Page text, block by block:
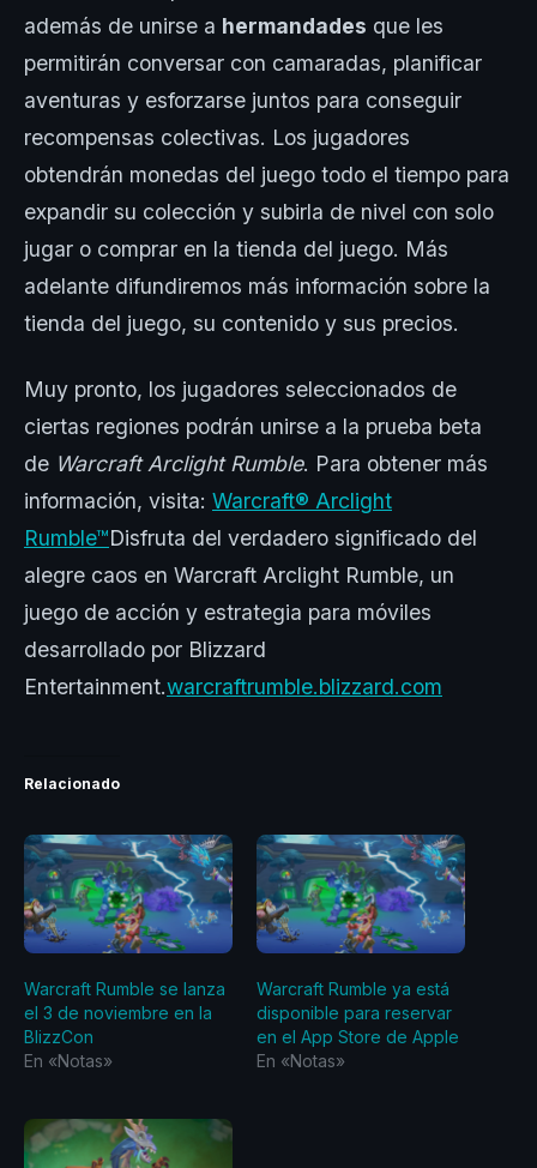
además de unirse a hermandades que les
permitirán conversar con camaradas, planificar
aventuras y esforzarse juntos para conseguir
recompensas colectivas. Los jugadores
obtendrán monedas del juego todo el tiempo para
expandir su colección y subirla de nivel con solo
jugar o comprar en la tienda del juego. Más
adelante difundiremos más información sobre la
tienda del juego, su contenido y sus precios.
Muy pronto, los jugadores seleccionados de
ciertas regiones podrán unirse a la prueba beta
de Warcraft Arclight Rumble. Para obtener más
información, visita: Warcraft® Arclight
Rumble™Disfruta del verdadero significado del
alegre caos en Warcraft Arclight Rumble, un
juego de acción y estrategia para móviles
desarrollado por Blizzard
Entertainment.warcraftrumble.blizzard.com
Relacionado
Warcraft Rumble se lanza
el 3 de noviembre en la
BlizzCon
En «Notas»
Warcraft Rumble ya está
disponible para reservar
en el App Store de Apple
En «Notas»